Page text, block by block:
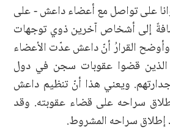
على تواصل مع أعضاء داعش - على
إلى أشخاص آخرين ذوي توجهات
وأوضح القرارُ أنّ داعش عدّت الأعضاء
الذين قضوا عقوبات سجن في دول
جدارتهم. ويعني هذا أنّ تنظيم داعش
سراحه على قضاء عقوبته. وقد
سراحه المشروط.